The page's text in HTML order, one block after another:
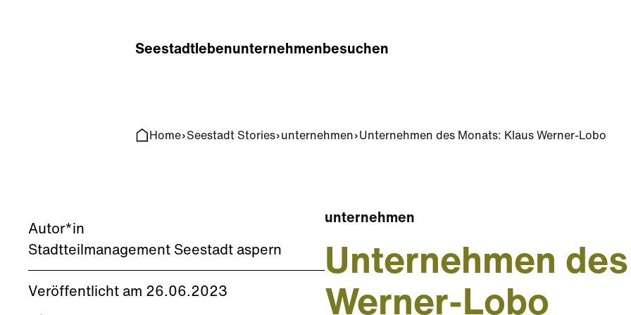
Seestadtlebenunternehmenbesuchen
Home Seestadt Stories unternehmen Unternehmen des Monats: Klaus Werner-Lobo
Autor*in
Stadtteilmanagement Seestadt aspern
Veröffentlicht am 26.06.2023
unternehmen
Unternehmen
Werner-Lobo